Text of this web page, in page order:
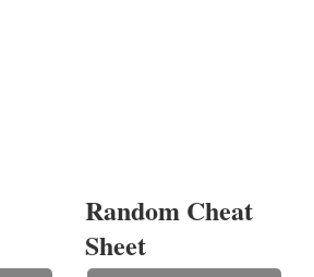
Random Cheat
Sheet